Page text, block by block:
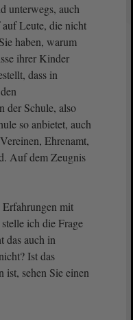
unterwegs, auch
Leute, die nicht
haben, warum
ihrer Kinder
dass in
der Schule, also
so anbietet, auch
Ehrenamt,
Auf dem Zeugnis
mit
ich die Frage
das auch in
Ist das
ist, sehen Sie einen